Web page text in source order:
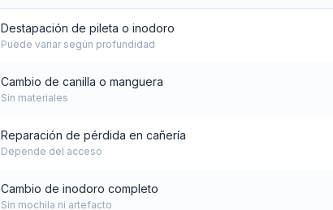
Destapación de pileta o inodoro
Puede variar según profundidad
Cambio de canilla o manguera
Sin materiales
Reparación de pérdida en cañería
Depende del acceso
Cambio de inodoro completo
Sin mochila ni artefacto